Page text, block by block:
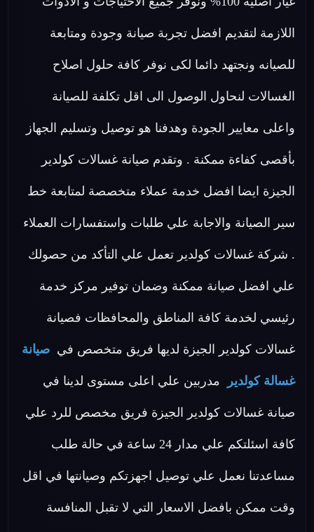
اللازمة لتقديم افضل تجربة صيانة وجودة ومتابعة
للصيانه ونجتهد دائما لكى نوفر كافة حلول اصلاح
الغسالات لنحاول الوصول الى اقل تكلفة للصيانة
واعلى معايير الجودة وهدفنا هو توصيل وتسليم الجهاز
بأقصى كفاءة ممكنة . وتقدم صيانة غسالات كولدير
الجيزة ايضا افضل خدمة عملاء متخصصة لمتابعة خط
سير الصيانة والاجابة علي طلبات واستفسارات العملاء
. شركة غسالات كولدير تعمل علي التأكد من حصولك
علي افضل صيانة ممكنة وضمان توفير مركز خدمة
رئيسي لخدمة كافة المناطق والمحافظات فصيانة
غسالات كولدير الجيزة لديها فريق متخصص في صيانة
غسالة كولدير مدربين علي اعلى مستوى لدينا في
صيانة غسالات كولدير الجيزة فريق مخصص للرد علي
كافة اسئلتكم علي مدار 24 ساعة في حالة طلب
مساعدتنا نعمل علي توصيل اجهزتكم وصيانتها في اقل
وقت ممكن بافضل الاسعار التي لا تقبل المنافسة